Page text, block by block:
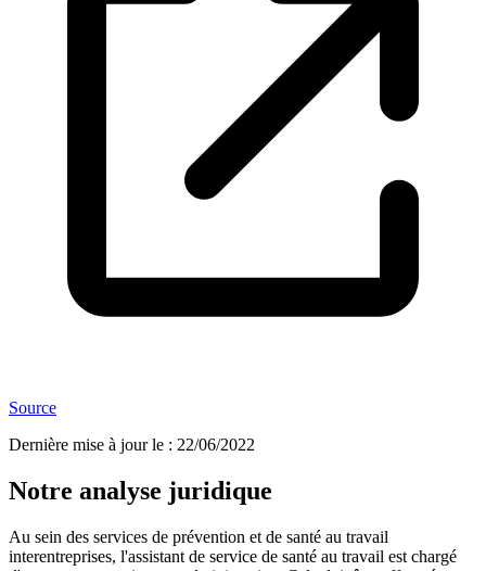
Source
Dernière mise à jour le : 22/06/2022
Notre analyse juridique
Au sein des services de prévention et de santé au travail
interentreprises, l'assistant de service de santé au travail est chargé